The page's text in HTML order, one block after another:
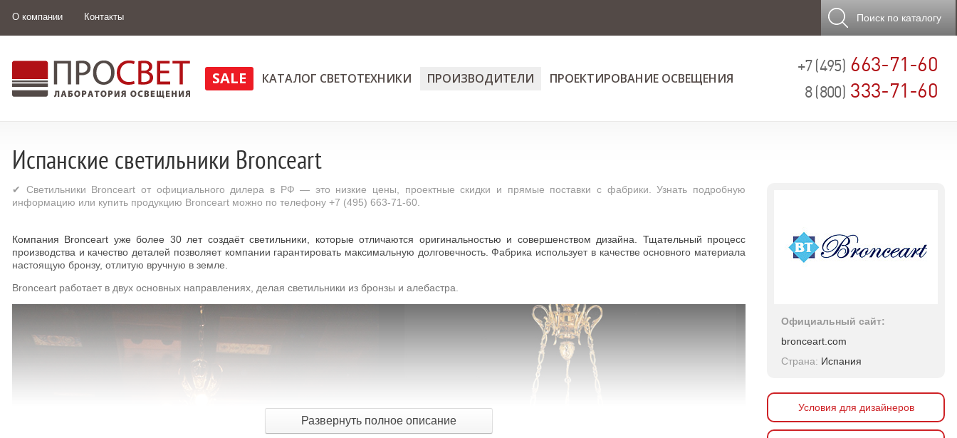
О компании Контакты Поиск по каталогу
+7 (495) 663-71-60
8 (800) 333-71-60
SALE КАТАЛОГ СВЕТОТЕХНИКИ ПРОИЗВОДИТЕЛИ ПРОЕКТИРОВАНИЕ ОСВЕЩЕНИЯ
Испанские светильники Bronceart
Официальный сайт:
bronceart.com
Страна: Испания
Условия для дизайнеров
✔ Светильники Bronceart от официального дилера в РФ — это низкие цены, проектные скидки и прямые поставки с фабрики. Узнать подробную
информацию или купить продукцию Bronceart можно по телефону +7 (495) 663-71-60.
Развернуть полное описание
Компания Bronceart уже более 30 лет создаёт светильники, которые отличаются оригинальностью и совершенством дизайна. Тщательный процесс
производства и качество деталей позволяет компании гарантировать максимальную долговечность. Фабрика использует в качестве основного материала
настоящую бронзу, отлитую вручную в земле.
Bronceart работает в двух основных направлениях, делая светильники из бронзы и алебастра.